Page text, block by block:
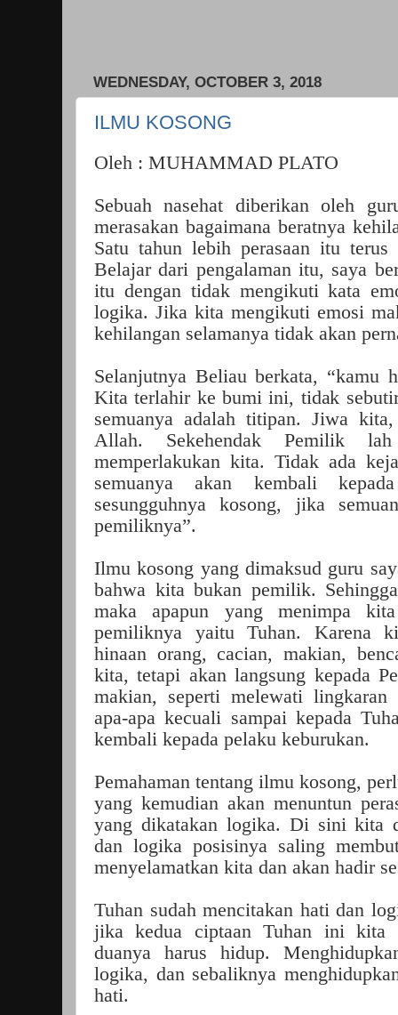
WEDNESDAY, OCTOBER 3, 2018
ILMU KOSONG
Oleh : MUHAMMAD PLATO
Sebuah nasehat diberikan oleh
merasakan bagaimana beratnya
Satu tahun lebih perasaan itu terus
Belajar dari pengalaman itu, saya
itu dengan tidak mengikuti kata
logika. Jika kita mengikuti emosi
kehilangan selamanya tidak akan
Selanjutnya Beliau berkata, “kamu
Kita terlahir ke bumi ini, tidak
semuanya adalah titipan. Jiwa
Allah. Sekehendak Pemilik
memperlakukan kita. Tidak ada
semuanya akan kembali
sesungguhnya kosong, jika
pemiliknya”.
Ilmu kosong yang dimaksud guru
bahwa kita bukan pemilik.
maka apapun yang menimpa
pemiliknya yaitu Tuhan. Karena
hinaan orang, cacian, makian,
kita, tetapi akan langsung kepada
makian, seperti melewati lingkaran
apa-apa kecuali sampai kepada
kembali kepada pelaku keburukan.
Pemahaman tentang ilmu kosong,
yang kemudian akan menuntun
yang dikatakan logika. Di sini kita
dan logika posisinya saling
menyelamatkan kita dan akan hadir
Tuhan sudah mencitakan hati dan
jika kedua ciptaan Tuhan ini kita
duanya harus hidup.
logika, dan sebaliknya
hati.